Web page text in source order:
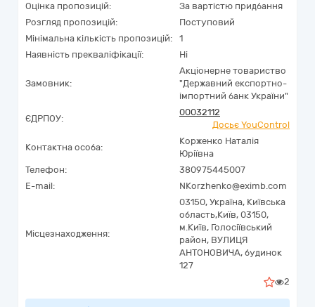
Оцінка пропозицій:
За вартістю придбання
Розгляд пропозицій:
Поступовий
Мінімальна кількість пропозицій:
1
Наявність прекваліфікації:
Ні
Замовник:
Акціонерне товариство
"Державний експортно-
імпортний банк України"
ЄДРПОУ:
00032112
Досьє YouControl
Контактна особа:
Корженко Наталія
Юріївна
Телефон:
380975445007
E-mail:
NKorzhenko@eximb.com
Місцезнаходження:
03150, Україна, Київська
область,Київ, 03150,
м.Київ, Голосіївський
район, ВУЛИЦЯ
АНТОНОВИЧА, будинок
127
2